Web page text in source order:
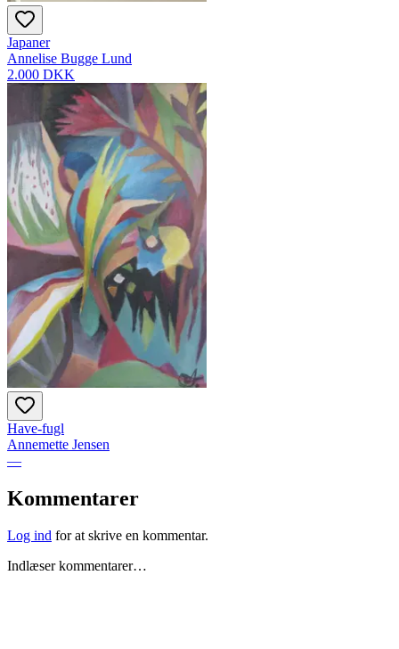
Japaner
Annelise Bugge Lund
2.000 DKK
Have-fugl
Annemette Jensen
—
Kommentarer
Log ind for at skrive en kommentar.
Indlæser kommentarer…